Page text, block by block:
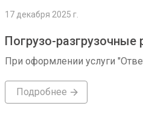
17 декабря 2025 г.
Погрузо-
При оформлении услуги
Подробнее